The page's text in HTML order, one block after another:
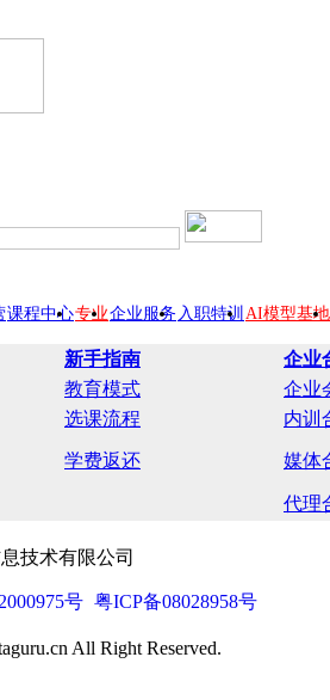
课程中心专业企业服务 入职特训 AI模型基地
新手指南
企业
教育模式
企业
选课流程 内训
学费返还 媒体
代理
技术有限公司
号 粤ICP备08028958号
All Right Reserved.